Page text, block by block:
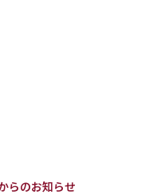
らのお知らせ